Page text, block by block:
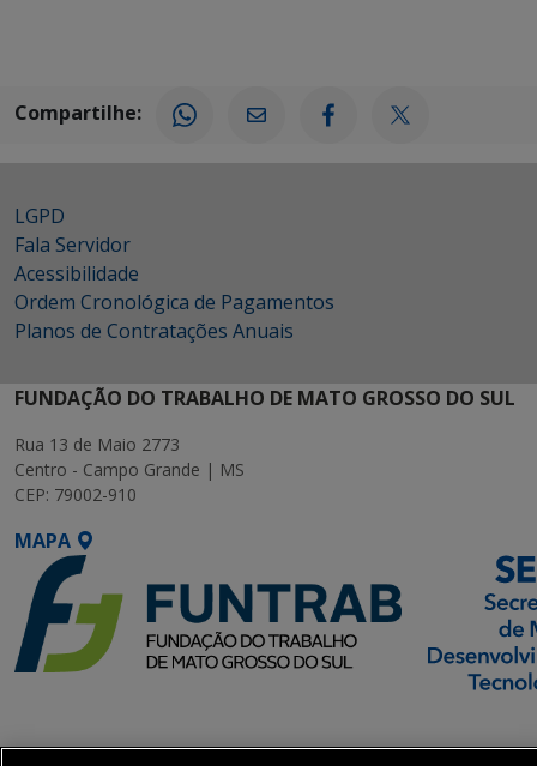
Compartilhe:
LGPD
Fala Servidor
Acessibilidade
Ordem Cronológica de Pagamentos
Planos de Contratações Anuais
FUNDAÇÃO DO TRABALHO DE MATO GROSSO DO SUL
Rua 13 de Maio 2773
Centro - Campo Grande | MS
CEP: 79002-910
MAPA
Executiva de